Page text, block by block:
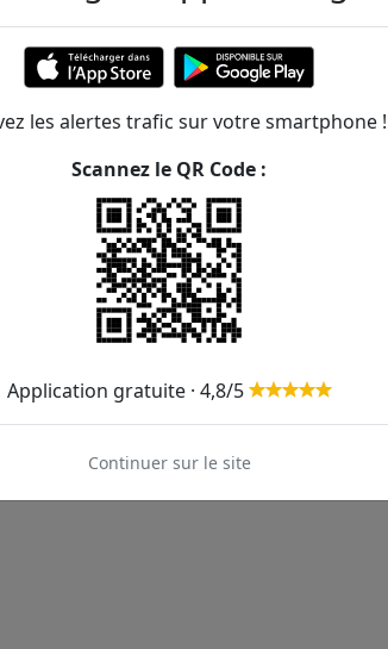
592m
601m
628m
les alertes trafic sur votre smartphone !
Scannez le QR Code :
Application gratuite · 4,8/5
Continuer sur le site